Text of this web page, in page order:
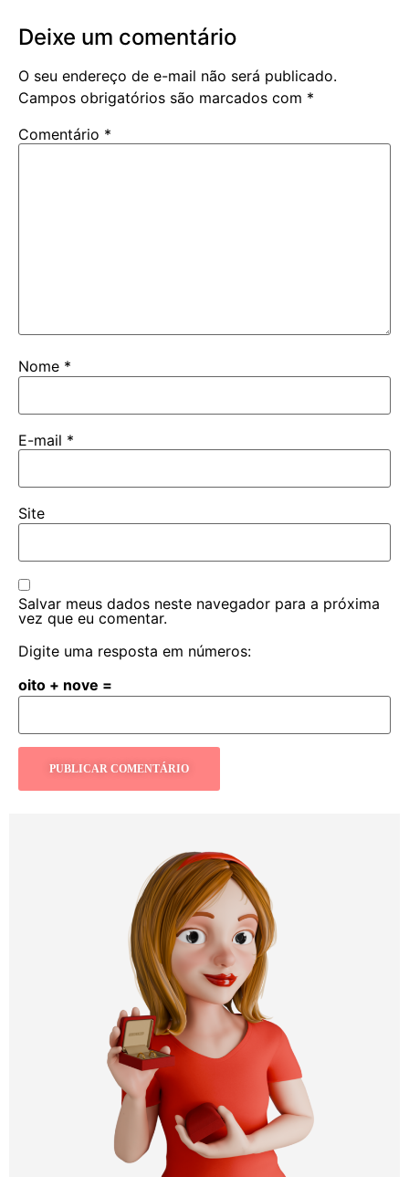
Deixe um comentário
O seu endereço de e-mail não será publicado.
Campos obrigatórios são marcados com *
Comentário *
Nome *
E-mail *
Site
Salvar meus dados neste navegador para a próxima
vez que eu comentar.
Digite uma resposta em números:
oito + nove =